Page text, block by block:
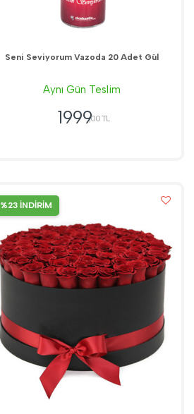
Seni Seviyorum Vazoda 20 Adet Gül
Aynı Gün Teslim
1999,00 TL
%23 İNDİRİM